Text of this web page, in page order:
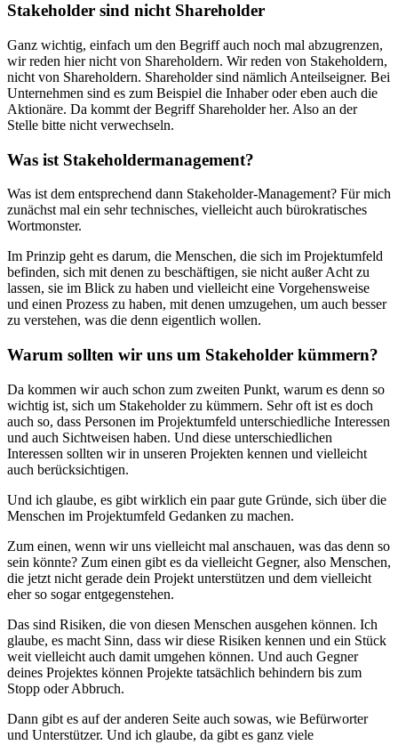
Stakeholder sind nicht Shareholder
Ganz wichtig, einfach um den Begriff auch noch mal abzugrenzen,
wir reden hier nicht von Shareholdern. Wir reden von Stakeholdern,
nicht von Shareholdern. Shareholder sind nämlich Anteilseigner. Bei
Unternehmen sind es zum Beispiel die Inhaber oder eben auch die
Aktionäre. Da kommt der Begriff Shareholder her. Also an der
Stelle bitte nicht verwechseln.
Was ist Stakeholdermanagement?
Was ist dem entsprechend dann Stakeholder-Management? Für mich
zunächst mal ein sehr technisches, vielleicht auch bürokratisches
Wortmonster.
Im Prinzip geht es darum, die Menschen, die sich im Projektumfeld
befinden, sich mit denen zu beschäftigen, sie nicht außer Acht zu
lassen, sie im Blick zu haben und vielleicht eine Vorgehensweise
und einen Prozess zu haben, mit denen umzugehen, um auch besser
zu verstehen, was die denn eigentlich wollen.
Warum sollten wir uns um Stakeholder kümmern?
Da kommen wir auch schon zum zweiten Punkt, warum es denn so
wichtig ist, sich um Stakeholder zu kümmern. Sehr oft ist es doch
auch so, dass Personen im Projektumfeld unterschiedliche Interessen
und auch Sichtweisen haben. Und diese unterschiedlichen
Interessen sollten wir in unseren Projekten kennen und vielleicht
auch berücksichtigen.
Und ich glaube, es gibt wirklich ein paar gute Gründe, sich über die
Menschen im Projektumfeld Gedanken zu machen.
Zum einen, wenn wir uns vielleicht mal anschauen, was das denn so
sein könnte? Zum einen gibt es da vielleicht Gegner, also Menschen,
die jetzt nicht gerade dein Projekt unterstützen und dem vielleicht
eher so sogar entgegenstehen.
Das sind Risiken, die von diesen Menschen ausgehen können. Ich
glaube, es macht Sinn, dass wir diese Risiken kennen und ein Stück
weit vielleicht auch damit umgehen können. Und auch Gegner
deines Projektes können Projekte tatsächlich behindern bis zum
Stopp oder Abbruch.
Dann gibt es auf der anderen Seite auch sowas, wie Befürworter
und Unterstützer. Und ich glaube, da gibt es ganz viele